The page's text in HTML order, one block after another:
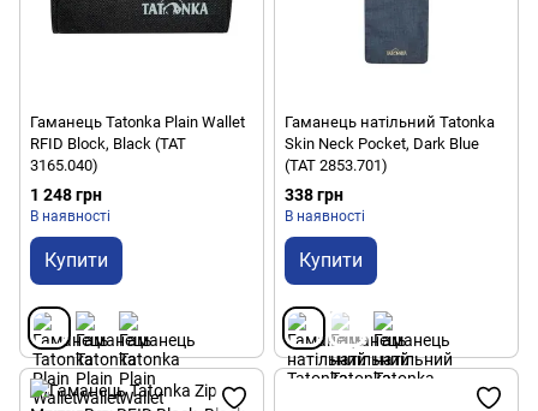
Гаманець Tatonka Plain Wallet
RFID Block, Black (TAT
3165.040)
1 248 грн
В наявності
Купити
Гаманець натільний Tatonka
Skin Neck Pocket, Dark Blue
(TAT 2853.701)
338 грн
В наявності
Купити